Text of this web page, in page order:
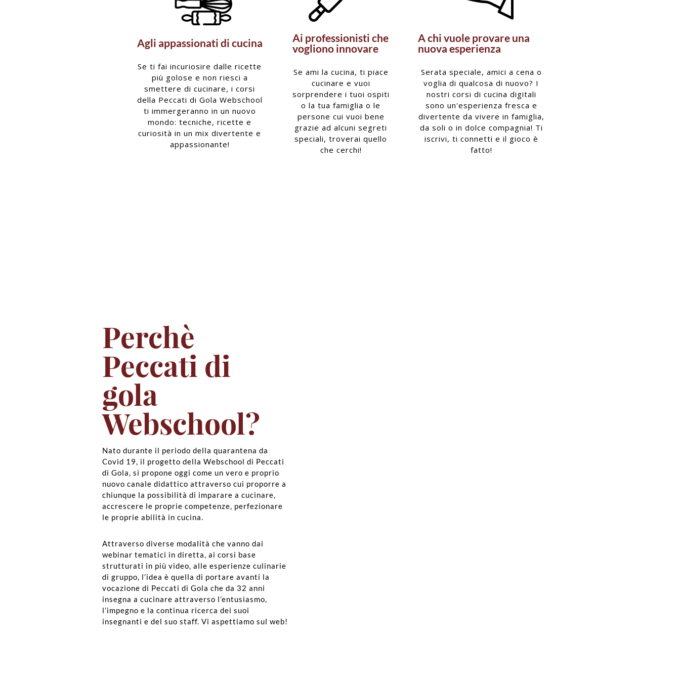
Agli appassionati di cucina
Se ti fai incuriosire dalle ricette
più golose e non riesci a
smettere di cucinare, i corsi
della Peccati di Gola Webschool
ti immergeranno in un nuovo
mondo: tecniche, ricette e
curiosità in un mix divertente e
appassionante!
Ai professionisti che
vogliono innovare
Se ami la cucina, ti piace
cucinare e vuoi
sorprendere i tuoi ospiti
o la tua famiglia o le
persone cui vuoi bene
grazie ad alcuni segreti
speciali, troverai quello
che cerchi!
A chi vuole provare una
nuova esperienza
Serata speciale, amici a cena o
voglia di qualcosa di nuovo? I
nostri corsi di cucina digitali
sono un'esperienza fresca e
divertente da vivere in famiglia,
da soli o in dolce compagnia! Ti
iscrivi, ti connetti e il gioco è
fatto!
Perchè
Peccati di
gola
Webschool?
Nato durante il periodo della quarantena da
Covid 19, il progetto della Webschool di Peccati
di Gola, si propone oggi come un vero e proprio
nuovo canale didattico attraverso cui proporre a
chiunque la possibilità di imparare a cucinare,
accrescere le proprie competenze, perfezionare
le proprie abilità in cucina.
Attraverso diverse modalità che vanno dai
webinar tematici in diretta, ai corsi base
strutturati in più video, alle esperienze culinarie
di gruppo, l’idea è quella di portare avanti la
vocazione di Peccati di Gola che da 32 anni
insegna a cucinare attraverso l’entusiasmo,
l’impegno e la continua ricerca dei suoi
insegnanti e del suo staff. Vi aspettiamo sul web!